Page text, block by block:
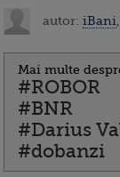
autor: iBani
Mai multe
#ROBOR
#BNR
#Darius
#dobanzi